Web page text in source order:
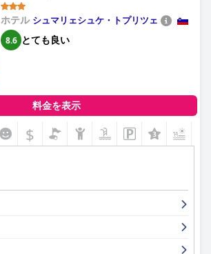
ホテル シュマリェシュケ・トプリツェ
8.6 とても良い
料金を表示
$